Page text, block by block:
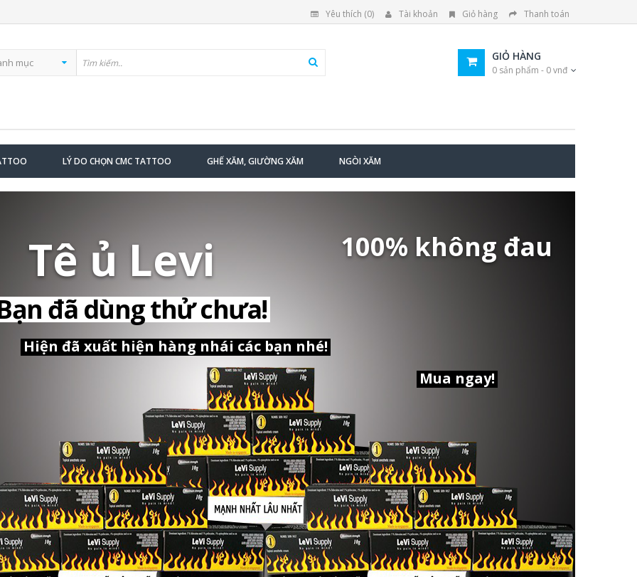
Yêu thích (0) Tài khoản Giỏ hàng Thanh toán
GIỎ HÀNG
0 sản phẩm - 0 vnđ
LÝ DO CHỌN CMC TATTOO GHẾ XĂM, GIƯỜNG XĂM NGÒI XĂM
Tê ủ Levi
đã dùng thử chưa!
100% không đau
Mua ngay!
Hiện đã xuất hiện hàng nhái các bạn nhé!